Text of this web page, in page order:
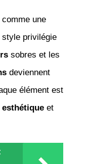
une
privilégie
sobres et les
deviennent
élément est
esthétiqueet